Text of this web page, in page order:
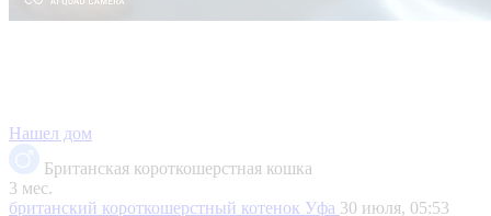
Нашел дом
Британская короткошерстная кошка
3 мес.
британский короткошерстный котенок Уфа 30 июля, 05:53